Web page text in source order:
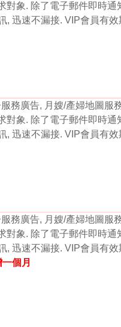
對象. 除了電子郵件即時通
, 迅速不漏接. VIP會員有
務廣告, 月嫂/產婦地圖服
對象. 除了電子郵件即時通
, 迅速不漏接. VIP會員有
務廣告, 月嫂/產婦地圖服
對象. 除了電子郵件即時通
, 迅速不漏接. VIP會員有
個月